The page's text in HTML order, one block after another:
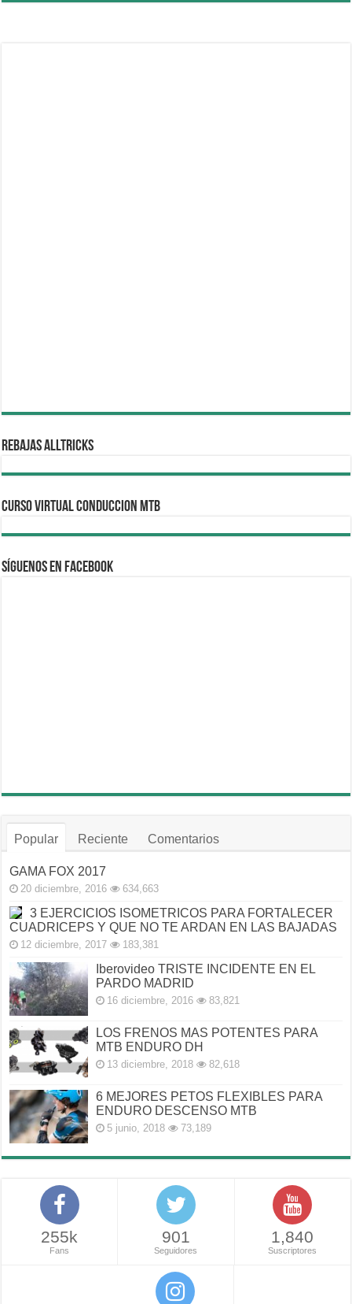
REBAJAS ALLTRICKS
CURSO VIRTUAL CONDUCCION MTB
Síguenos en Facebook
Popular Reciente Comentarios
GAMA FOX 2017
20 diciembre, 2016 634,663
3 EJERCICIOS ISOMETRICOS PARA FORTALECER
CUADRICEPS Y QUE NO TE ARDAN EN LAS BAJADAS
12 diciembre, 2017 183,381
Iberovideo TRISTE INCIDENTE EN EL
PARDO MADRID
16 diciembre, 2016 83,821
LOS FRENOS MAS POTENTES PARA
MTB ENDURO DH
13 diciembre, 2018 82,618
6 MEJORES PETOS FLEXIBLES PARA
ENDURO DESCENSO MTB
5 junio, 2018 73,189
255k
Fans
901
Seguidores
1,840
Suscriptores